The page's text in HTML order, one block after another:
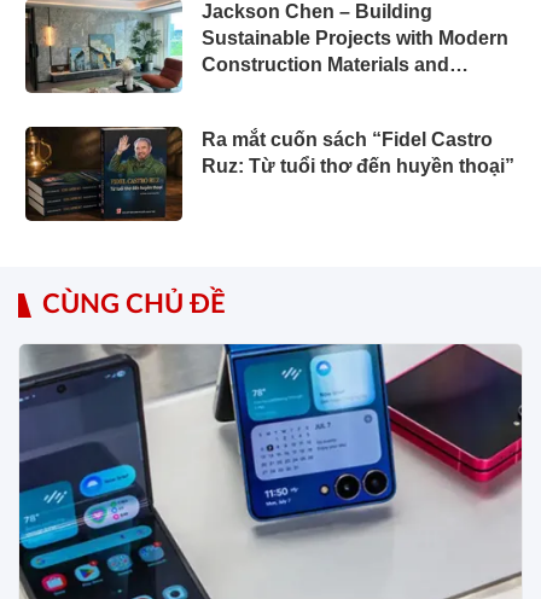
Jackson Chen – Building
Sustainable Projects with Modern
Construction Materials and
Ra mắt cuốn sách “Fidel Castro
Ruz: Từ tuổi thơ đến huyền thoại”
CÙNG CHỦ ĐỀ